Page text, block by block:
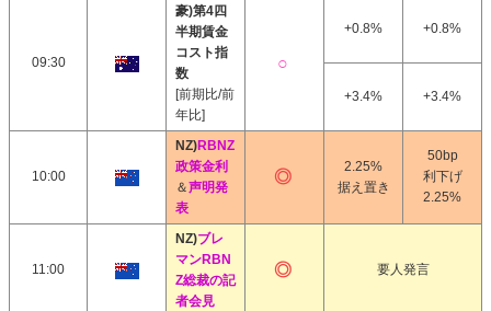
09:30
豪)第4四
半期賃金
コスト指
数
[前期比/前
年比]
+0.8% +0.8%
+3.4% +3.4%
10:00
NZ)RBNZ
政策金利
＆声明発
表
2.25%
据え置き
50bp
利下げ
2.25%
11:00
NZ)ブレ
マンRBN
Z総裁の記
者会見
要人発言